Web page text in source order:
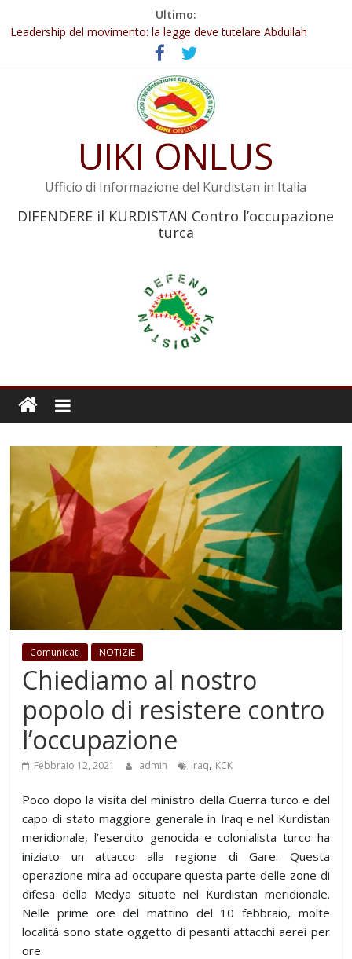
Ultimo:
Abdullah Öcalan: Le legge negativa deve essere trasformata in
legge positiva
Leadership del movimento: la legge deve tutelare Abdullah
Commissione donne del KNK: Şengal è di nuovo sotto minaccia
Non tenere conto della situazione di Rêber Apo ostacolerebbe
Il KNK chiede un’azione internazionale contro i crimini di guerra
UIKI ONLUS
Ufficio di Informazione del Kurdistan in Italia
DIFENDERE il KURDISTAN Contro l’occupazione
turca
Comunicati NOTIZIE
Chiediamo al nostro
popolo di resistere contro
l’occupazione
Febbraio 12, 2021 admin Iraq, KCK
Poco dopo la visita del ministro della Guerra turco e del
capo di stato maggiore generale in Iraq e nel Kurdistan
meridionale, l’esercito genocida e colonialista turco ha
iniziato un attacco alla regione di Gare. Questa
operazione mira ad occupare questa parte delle zone di
difesa della Medya situate nel Kurdistan meridionale.
Nelle prime ore del mattino del 10 febbraio, molte
località sono state oggetto di pesanti attacchi aerei per
ore.